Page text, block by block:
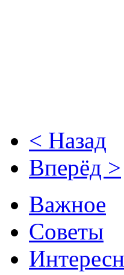
< Назад
Вперёд >
Важное
Советы